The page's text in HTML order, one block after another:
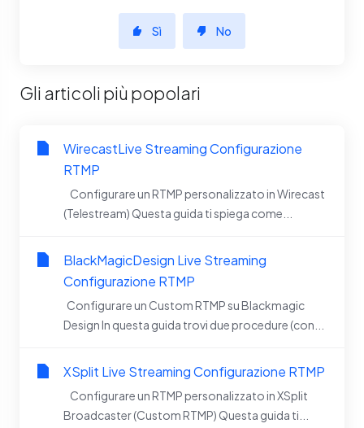
Sì No
Gli articoli più popolari
WirecastLive Streaming Configurazione
RTMP
Configurare un RTMP personalizzato in Wirecast
(Telestream) Questa guida ti spiega come...
BlackMagicDesign Live Streaming
Configurazione RTMP
Configurare un Custom RTMP su Blackmagic
Design In questa guida trovi due procedure (con...
XSplit Live Streaming Configurazione RTMP
Configurare un RTMP personalizzato in XSplit
Broadcaster (Custom RTMP) Questa guida ti...